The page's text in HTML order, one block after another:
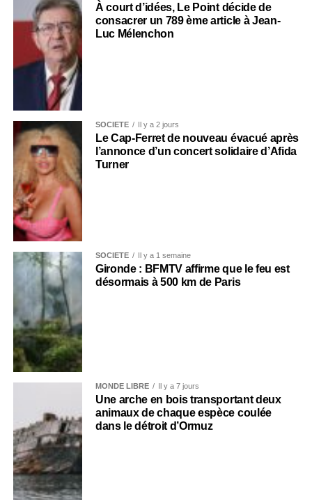
À court d’idées, Le Point décide de
consacrer un 789 ème article à Jean-
Luc Mélenchon
SOCIÉTÉ Il y a 2 jours
Le Cap-Ferret de nouveau évacué après
l’annonce d’un concert solidaire d’Afida
Turner
SOCIÉTÉ Il y a 1 semaine
Gironde : BFMTV affirme que le feu est
désormais à 500 km de Paris
MONDE LIBRE Il y a 7 jours
Une arche en bois transportant deux
animaux de chaque espèce coulée
dans le détroit d’Ormuz